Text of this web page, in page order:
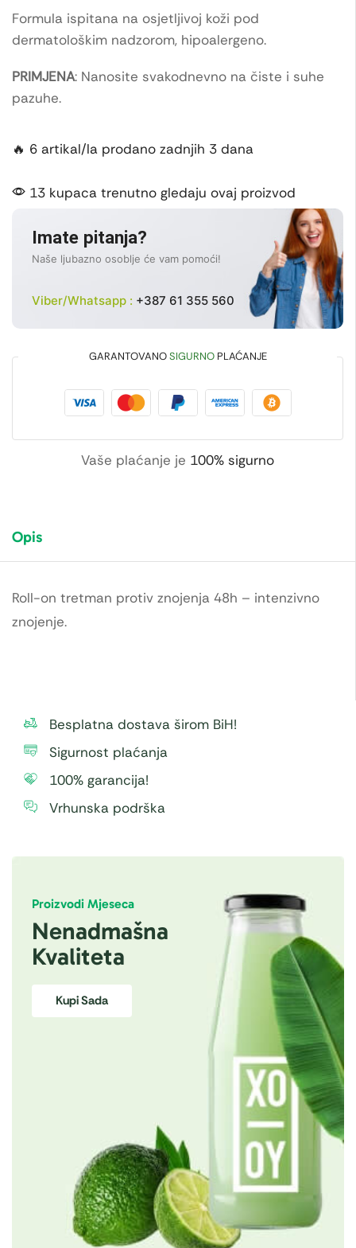
Formula ispitana na osjetljivoj koži pod
dermatološkim nadzorom, hipoalergeno.
PRIMJENA: Nanosite svakodnevno na čiste i suhe
pazuhe.
🔥 6 artikal/la prodano zadnjih 3 dana
13 kupaca trenutno gledaju ovaj proizvod
Imate pitanja?
Naše ljubazno osoblje će vam pomoći!
Viber/Whatsapp : +387 61 355 560
GARANTOVANOSIGURNOPLAĆANJE
Vaše plaćanje je 100% sigurno
Opis
Roll-on tretman protiv znojenja 48h – intenzivno
znojenje.
Besplatna dostava širom BiH!
Sigurnost plaćanja
100% garancija!
Vrhunska podrška
Proizvodi Mjeseca
Nenadmašna
Kvaliteta
Kupi Sada